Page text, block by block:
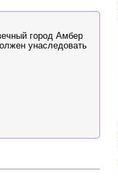
город Амбер
унаследовать